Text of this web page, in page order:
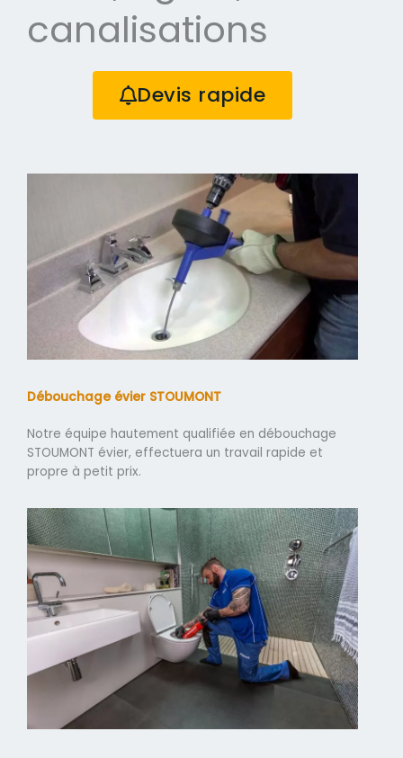
canalisations
Devis rapide
Débouchage évier STOUMONT
Notre équipe hautement qualifiée en débouchage
STOUMONT évier, effectuera un travail rapide et
propre à petit prix.